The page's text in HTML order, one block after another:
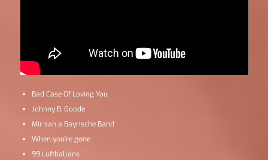
Bad Case Of Loving You
Johnny B. Goode
Mir san a Bayrische Band
When you’re gone
99 Luftballons